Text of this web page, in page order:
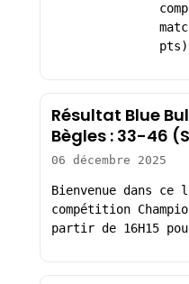
Résultat Blue
Bègles : 33-46
06 décembre 2025
Bienvenue dans
compétition
partir de 16H15